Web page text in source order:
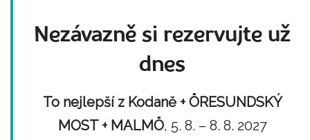
Nezávazně si rezervujte už
dnes
To nejlepší z Kodaně + ÖRESUNDSKÝ
MOST + MALMÖ, 5. 8. – 8. 8. 2027